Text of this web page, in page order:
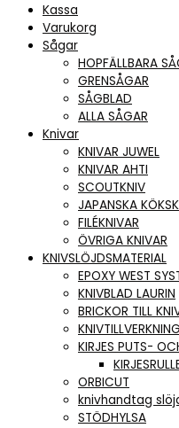
Kassa
Varukorg
Sågar
HOPFÄLLBARA
GRENSÅGAR
SÅGBLAD
ALLA SÅGAR
Knivar
KNIVAR JUWEL
KNIVAR AHTI
SCOUTKNIV
JAPANSKA
FILÉKNIVAR
ÖVRIGA KNIVAR
KNIVSLÖJDSMATERIAL
EPOXY WEST
KNIVBLAD LAURIN
BRICKOR TILL
KIRJES PUTS-
ORBICUT
knivhandtag
STÖDHYLSA